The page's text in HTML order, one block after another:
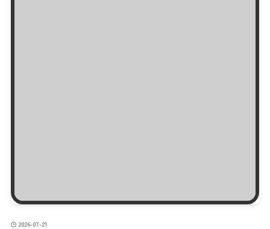
2026-07-21